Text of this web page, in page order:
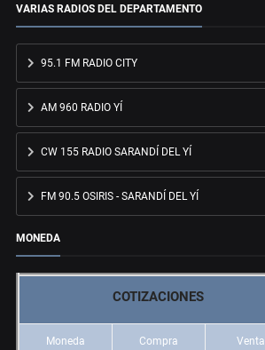
VARIAS RADIOS DEL DEPARTAMENTO
95.1 FM RADIO CITY
AM 960 RADIO YÍ
CW 155 RADIO SARANDÍ DEL YÍ
FM 90.5 OSIRIS - SARANDÍ DEL YÍ
MONEDA
COTIZACIONES
Moneda Compra Venta